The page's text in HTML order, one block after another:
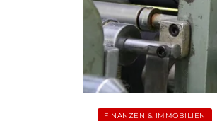
FINANZEN & IMMOBILIEN